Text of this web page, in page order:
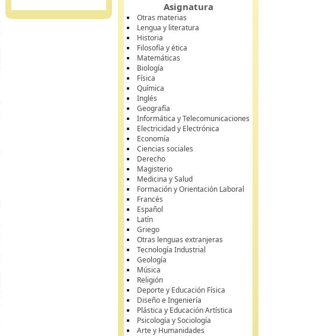
Asignatura
Otras materias
Lengua y literatura
Historia
Filosofía y ética
Matemáticas
Biología
Física
Química
Inglés
Geografía
Informática y Telecomunicaciones
Electricidad y Electrónica
Economía
Ciencias sociales
Derecho
Magisterio
Medicina y Salud
Formación y Orientación Laboral
Francés
Español
Latín
Griego
Otras lenguas extranjeras
Tecnología Industrial
Geología
Música
Religión
Deporte y Educación Física
Diseño e Ingeniería
Plástica y Educación Artística
Psicología y Sociología
Arte y Humanidades